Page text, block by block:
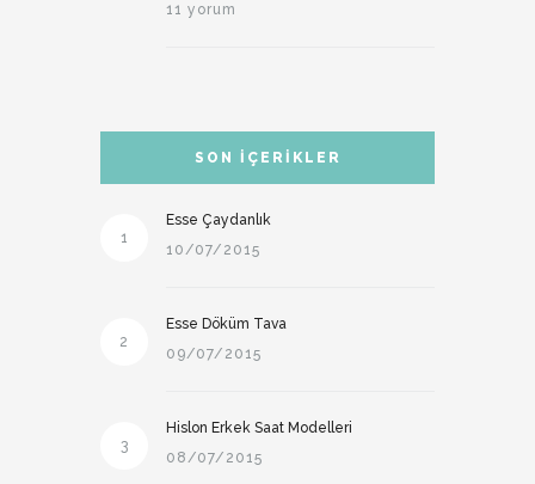
11 yorum
SON İÇERIKLER
1
Esse Çaydanlık
10/07/2015
2
Esse Döküm Tava
09/07/2015
3
Hislon Erkek Saat Modelleri
08/07/2015